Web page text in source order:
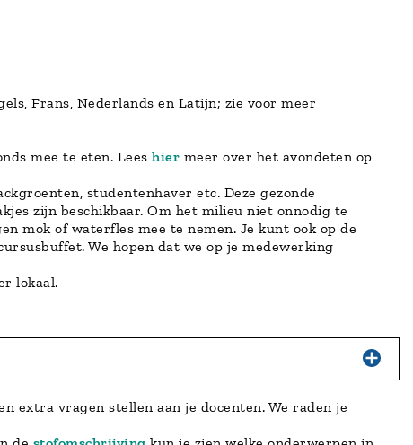
Frans, Nederlands en Latijn; zie voor meer
mee te eten. Lees hier meer over het avondeten op
studentenhaver etc. Deze gezonde
zijn beschikbaar. Om het milieu niet onnodig te
mok of waterfles mee te nemen. Je kunt ook op de
We hopen dat we op je medewerking
lokaal.
extra vragen stellen aan je docenten. We raden je